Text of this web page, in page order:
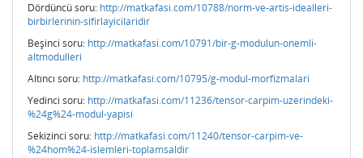
Dördüncü soru: http://matkafasi.com/10788/norm-ve-artis-idealleri-
birbirlerinin-sifirlayicilaridir
Beşinci soru: http://matkafasi.com/10791/bir-g-modulun-onemli-
altmodulleri
Altıncı soru: http://matkafasi.com/10795/g-modul-morfizmalari
Yedinci soru: http://matkafasi.com/11236/tensor-carpim-uzerindeki-
%24g%24-modul-yapisi
Sekizinci soru: http://matkafasi.com/11240/tensor-carpim-ve-
%24hom%24-islemleri-toplamsaldir